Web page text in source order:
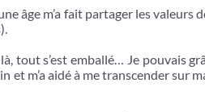
âge m’a fait partager les
tout s’est emballé… Je pouvais
et m’a aidé à me transcender